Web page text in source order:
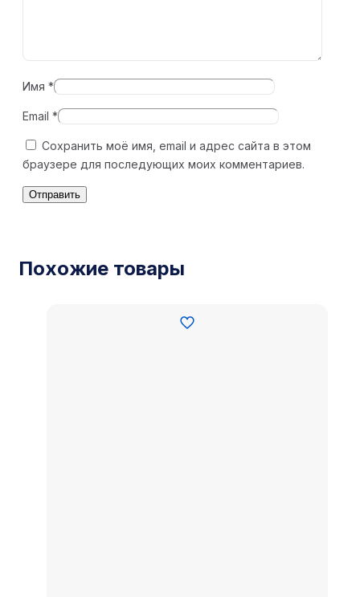
Имя *
Email *
Сохранить моё имя, email и адрес сайта в этом
браузере для последующих моих комментариев.
Похожие товары